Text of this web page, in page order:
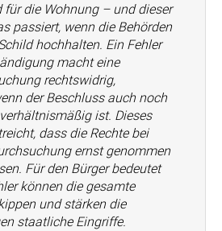
für die Wohnung – und dieser
passiert, wenn die Behörden
hochhalten. Ein Fehler
macht eine
rechtswidrig,
der Beschluss auch noch
ist. Dieses
dass die Rechte bei
ernst genommen
Für den Bürger bedeutet
können die gesamte
und stärken die
staatliche Eingriffe.